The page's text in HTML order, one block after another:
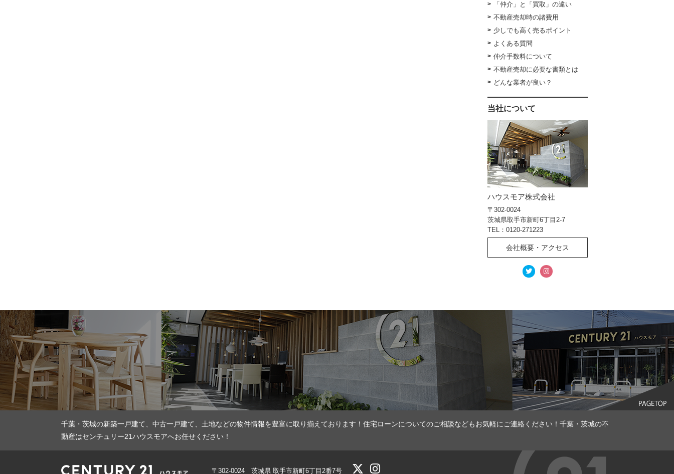
「仲介」と「買取」の違い
不動産売却時の諸費用
少しでも高く売るポイント
よくある質問
仲介手数料について
不動産売却に必要な書類とは
どんな業者が良い？
当社について
ハウスモア株式会社
〒302-0024
茨城県取手市新町6丁目2-7
TEL：0120-271223
会社概要・アクセス
千葉・茨城の新築一戸建て、中古一戸建て、土地などの物件情報を豊富に取り揃えております！住宅ローンについてのご相談などもお気軽にご連絡ください！千葉・茨城の不
動産はセンチュリー21ハウスモアへお任せください！
〒302-0024 茨城県 取手市新町6丁目2番7号